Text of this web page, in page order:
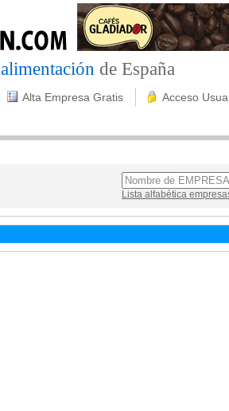
alimentación de España
Alta Empresa Gratis Acceso
Lista alfabética